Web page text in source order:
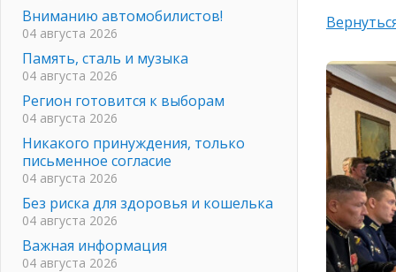
Вниманию автомобилистов!
04 августа 2026
Память, сталь и музыка
04 августа 2026
Регион готовится к выборам
04 августа 2026
Никакого принуждения, только
письменное согласие
04 августа 2026
Без риска для здоровья и кошелька
04 августа 2026
Важная информация
04 августа 2026